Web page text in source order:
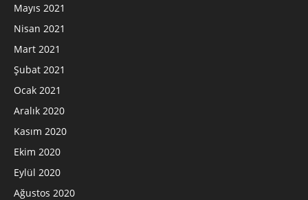
Mayıs 2021
Nisan 2021
Mart 2021
Şubat 2021
Ocak 2021
Aralık 2020
Kasım 2020
Ekim 2020
Eylül 2020
Ağustos 2020